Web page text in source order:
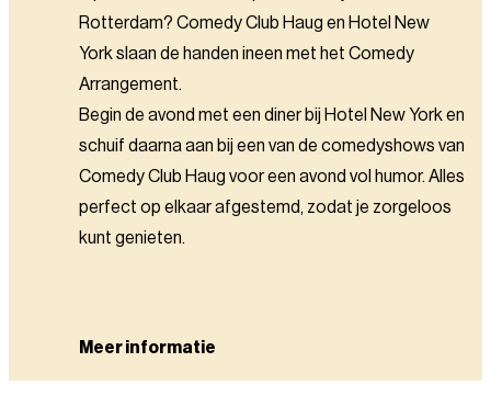
Rotterdam? Comedy Club Haug en Hotel New
York slaan de handen ineen met het Comedy
Arrangement.
Begin de avond met een diner bij Hotel New York en
schuif daarna aan bij een van de comedyshows van
Comedy Club Haug voor een avond vol humor. Alles
perfect op elkaar afgestemd, zodat je zorgeloos
kunt genieten.
Meer informatie